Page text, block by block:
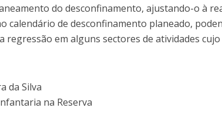
do desconfinamento, ajustando-o à
calendário de desconfinamento planeado,
regressão em alguns sectores de atividades
da Silva
na Reserva